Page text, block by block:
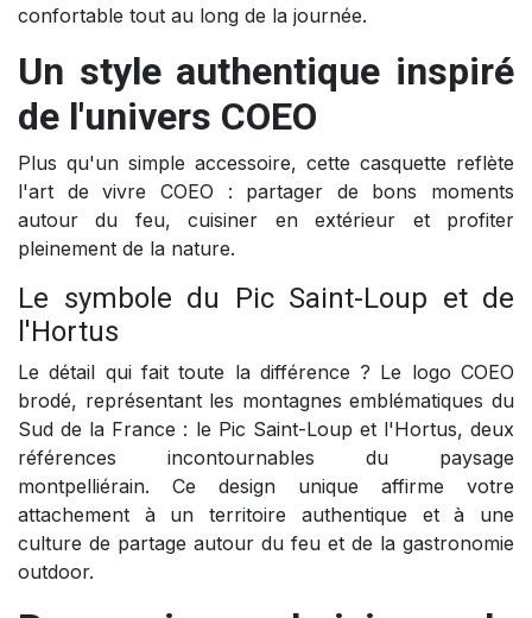
confortable tout au long de la journée.
Un style authentique inspiré
de l'univers COEO
Plus qu'un simple accessoire, cette casquette reflète
l'art de vivre COEO : partager de bons moments
autour du feu, cuisiner en extérieur et profiter
pleinement de la nature.
Le symbole du Pic Saint-Loup et de
l'Hortus
Le détail qui fait toute la différence ? Le logo COEO
brodé, représentant les montagnes emblématiques du
Sud de la France : le Pic Saint-Loup et l'Hortus, deux
références incontournables du paysage
montpelliérain. Ce design unique affirme votre
attachement à un territoire authentique et à une
culture de partage autour du feu et de la gastronomie
outdoor.